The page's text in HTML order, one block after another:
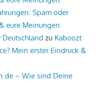
Spam oder
eure Meinungen
zu Kaboozt
Mein erster Eindruck &
– Wie sind Deine